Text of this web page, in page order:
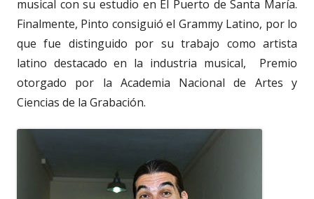
musical con su estudio en El Puerto de Santa María.
Finalmente, Pinto consiguió el Grammy Latino, por lo
que fue distinguido por su trabajo como artista
latino destacado en la industria musical, Premio
otorgado por la Academia Nacional de Artes y
Ciencias de la Grabación.